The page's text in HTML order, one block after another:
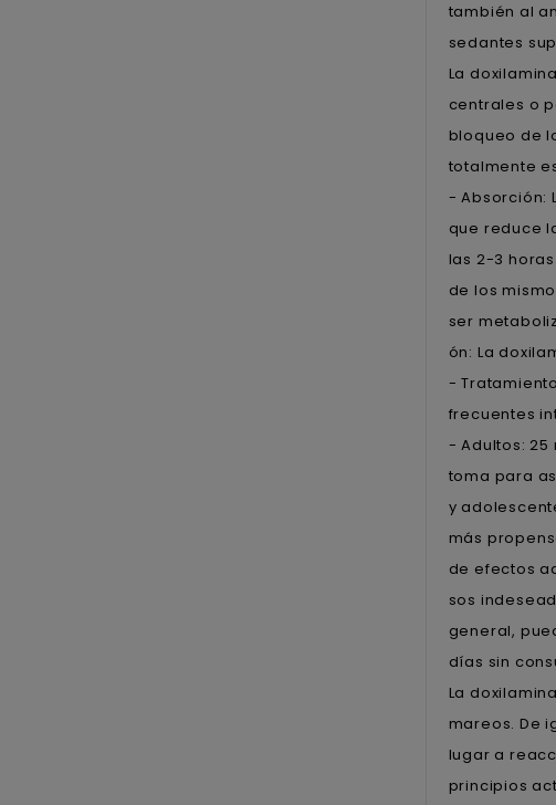
también al
sedantes
La
centrales o
bloqueo de
totalmente
- Absorción:
que reduce
las 2-3
de los
ser
ón: La
-
frecuentes
- Adultos:
toma para
y
más
de efectos
sos
general,
días sin
La
mareos. De
lugar a
principios